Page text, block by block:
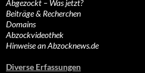
Abgezockt – Was jetzt?
Beiträge & Recherchen
Domains
Abzockvideothek
Hinweise an Abzocknews.de
Diverse Erfassungen